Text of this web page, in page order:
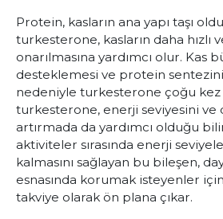
Protein, kasların ana yapı taşı
turkesterone, kasların daha hızlı
onarılmasına yardımcı olur. Kas
desteklemesi ve protein
nedeniyle turkesterone çoğu kez
turkesterone, enerji seviyesini ve
artırmada da yardımcı olduğu
aktiviteler sırasında enerji
kalmasını sağlayan bu bileşen,
esnasında korumak isteyenler
takviye olarak ön plana çıkar.